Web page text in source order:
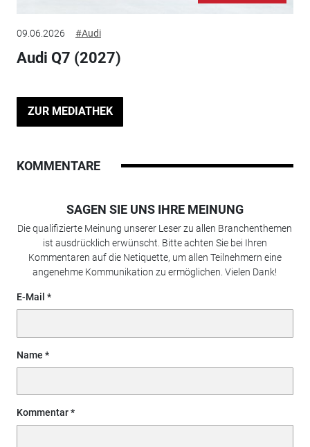
09.06.2026 #Audi
Audi Q7 (2027)
ZUR MEDIATHEK
KOMMENTARE
SAGEN SIE UNS IHRE MEINUNG
Die qualifizierte Meinung unserer Leser zu allen Branchenthemen
ist ausdrücklich erwünscht. Bitte achten Sie bei Ihren
Kommentaren auf die Netiquette, um allen Teilnehmern eine
angenehme Kommunikation zu ermöglichen. Vielen Dank!
E-Mail
Name
Kommentar